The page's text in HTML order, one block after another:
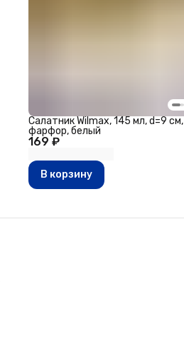
169 ₽
Салатник Wilmax, 145 мл, d=9 см,
фарфор, белый
В корзину